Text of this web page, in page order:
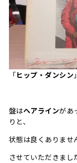
「ヒップ・ダンシン 」
盤はヘアラインがあ
りと、
状態は良くありませ
させていただきまし